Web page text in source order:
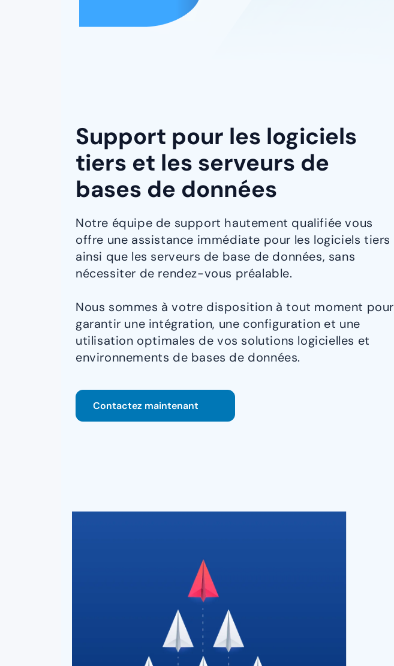
Support pour les logiciels
tiers et les serveurs de
bases de données
Notre équipe de support hautement qualifiée vous
offre une assistance immédiate pour les logiciels tiers
ainsi que les serveurs de base de données, sans
nécessiter de rendez-vous préalable.
Nous sommes à votre disposition à tout moment pour
garantir une intégration, une configuration et une
utilisation optimales de vos solutions logicielles et
environnements de bases de données.
Contactez maintenant